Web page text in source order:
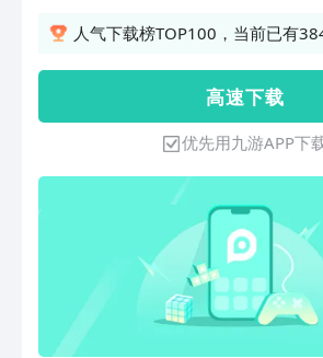
搭配上经典的日系游戏
起，同时游戏也将为
盒子，玩家用户只需
大小相对应将各种物
即可。需要注意的是，
会有时间限制的，但
示，所以这里就需要
了，别稍不注意时间过
成，那个时候就得重
内还有多种不同的收
游戏特色：1、整体的
非常解压的，所以你
人气下载榜TOP100，当前已有
高 速 下 载
优先用九游APP下